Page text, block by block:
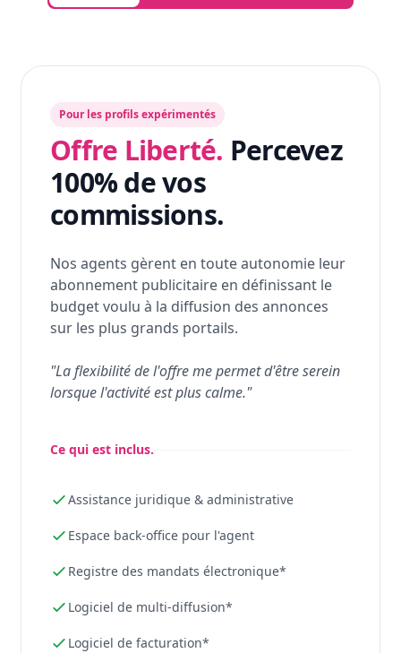
Pour les profils expérimentés
Offre Liberté. Percevez
100% de vos
commissions.
Nos agents gèrent en toute autonomie leur
abonnement publicitaire en définissant le
budget voulu à la diffusion des annonces
sur les plus grands portails.
"La flexibilité de l'offre me permet d'être serein
lorsque l'activité est plus calme."
Ce qui est inclus.
Assistance juridique & administrative
Espace back-office pour l'agent
Registre des mandats électronique*
Logiciel de multi-diffusion*
Logiciel de facturation*